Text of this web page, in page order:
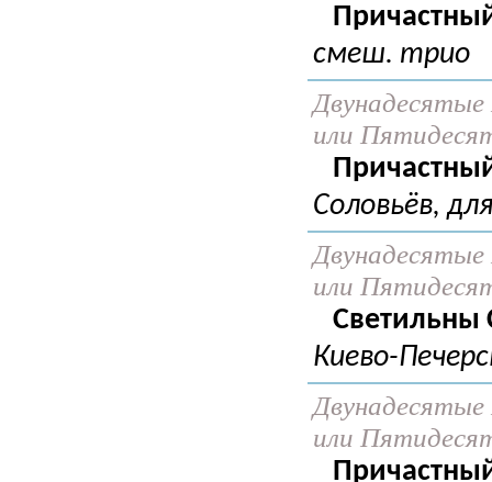
смеш. трио
или
Соловьёв,
или
Светильны
Киево-
или